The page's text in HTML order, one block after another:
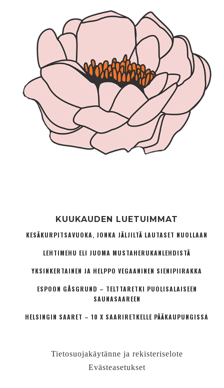
KUUKAUDEN LUETUIMMAT
KESÄKURPITSAVUOKA, JONKA JÄLJILTÄ LAUTASET NUOLLAAN
LEHTIMEHU ELI JUOMA MUSTAHERUKANLEHDISTÄ
YKSINKERTAINEN JA HELPPO VEGAANINEN SIENIPIIRAKKA
ESPOON GÅSGRUND – TELTTARETKI PUOLISALAISEEN
SAUNASAAREEN
HELSINGIN SAARET – 10 X SAARIRETKELLE PÄÄKAUPUNGISSA
Tietosuojakäytänne ja rekisteriselote
Evästeasetukset